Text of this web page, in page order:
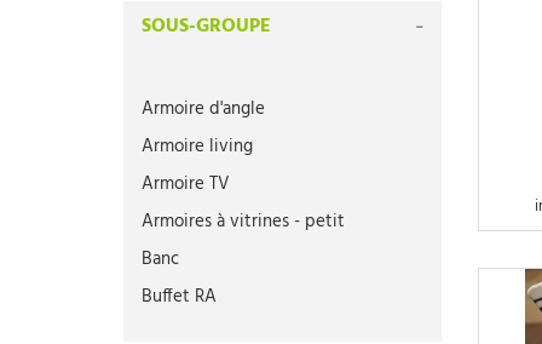
Buffets
Bureaux
Bureaux RA
Canapés
Chaises
Chaises (pièce)
Chaises (pièce)
SOUS-GROUPE
Armoire d'angle
Armoire living
Armoire TV
Armoires à vitrines - petit
Banc
Buffet RA